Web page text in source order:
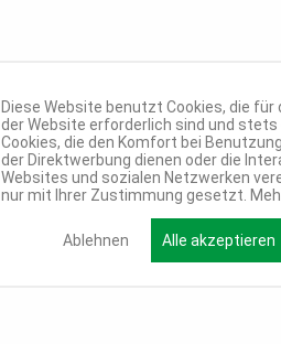
Diese Website benutzt Cookies, die
der Website erforderlich sind und
Cookies, die den Komfort bei
der Direktwerbung dienen oder die
Websites und sozialen Netzwerken
nur mit Ihrer Zustimmung gesetzt.
Ablehnen Alle akzeptieren